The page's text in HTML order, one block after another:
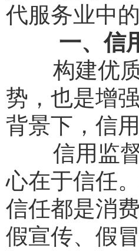
代服务业中
一、信
构建优质
势，也是增
背景下，信
信用监督
心在于信任
信任都是消
假宣传、假